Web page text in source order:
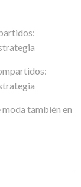
también en